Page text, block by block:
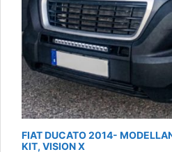
FIAT DUCATO 2014-
KIT, VISION X
chosen
on
the
product
page